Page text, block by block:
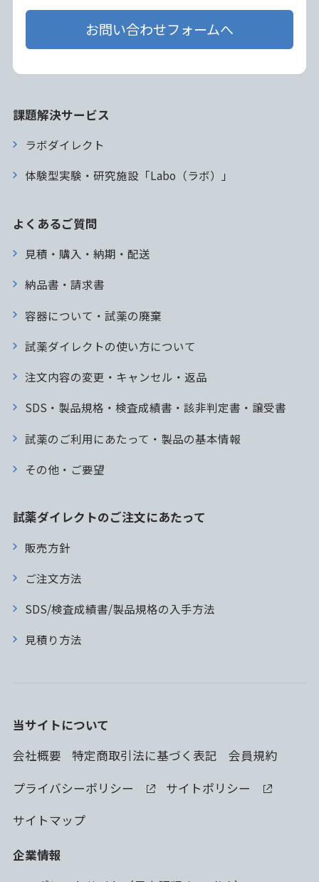
お問い合わせフォームへ
課題解決サービス
ラボダイレクト
体験型実験・研究施設「Labo（ラボ）」
よくあるご質問
見積・購入・納期・配送
納品書・請求書
容器について・試薬の廃棄
試薬ダイレクトの使い方について
注文内容の変更・キャンセル・返品
SDS・製品規格・検査成績書・該非判定書・譲受書
試薬のご利用にあたって・製品の基本情報
その他・ご要望
試薬ダイレクトのご注文にあたって
販売方針
ご注文方法
SDS/検査成績書/製品規格の入手方法
見積り方法
当サイトについて
会社概要
特定商取引法に基づく表記
会員規約
プライバシーポリシー
サイトポリシー
サイトマップ
企業情報